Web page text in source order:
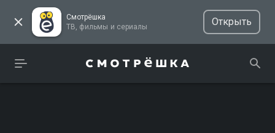
Смотрёшка
ТВ, фильмы и сериалы
Открыть